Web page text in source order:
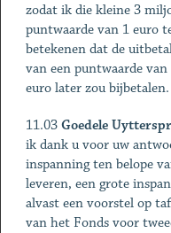
zodat ik die kleine 3
puntwaarde van 1 euro
betekenen dat de
van een puntwaarde
euro later zou bijbetalen.
11.03 Goedele
ik dank u voor uw
inspanning ten belope
leveren, een grote
alvast een voorstel op
van het Fonds voor